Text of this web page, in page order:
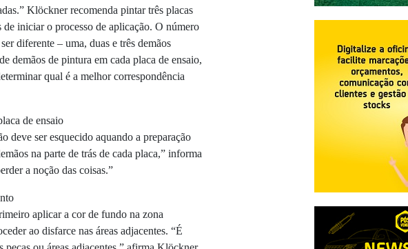
Klöckner recomenda pintar três placas
iniciar o processo de aplicação. O número
diferente – uma, duas e três demãos
demãos de pintura em cada placa de ensaio,
qual é a melhor correspondência
de ensaio
deve ser esquecido aquando a preparação
na parte de trás de cada placa,” informa
a noção das coisas.”
aplicar a cor de fundo na zona
ao disfarce nas áreas adjacentes. “É